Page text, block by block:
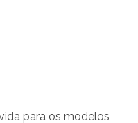
para os modelos